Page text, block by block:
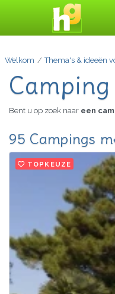
Welkom Thema's & ideeën
Bent u op zoek naar een
95 Campings
TOPKEUZE